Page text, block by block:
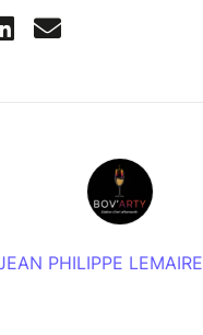
PHILIPPE LEMAIRE